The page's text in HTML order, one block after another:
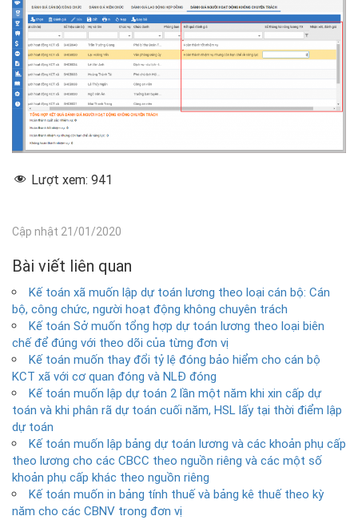
Lượt xem: 941
Cập nhật 21/01/2020
Bài viết liên quan
Kế toán xã muốn lập dự toán lương theo loại cán bộ: Cán
bộ, công chức, người hoạt động không chuyên trách
Kế toán Sở muốn tổng hợp dự toán lương theo loại biên
chế để đúng với theo dõi của từng đơn vị
Kế toán muốn thay đổi tỷ lệ đóng bảo hiểm cho cán bộ
KCT xã với cơ quan đóng và NLĐ đóng
Kế toán muốn lập dự toán 2 lần một năm khi xin cấp dự
toán và khi phân rã dự toán cuối năm, HSL lấy tại thời điểm lập
dự toán
Kế toán muốn lập bảng dự toán lương và các khoản phụ cấp
theo lương cho các CBCC theo nguồn riêng và các một số
khoản phụ cấp khác theo nguồn riêng
Kế toán muốn in bảng tính thuế và bảng kê thuế theo kỳ
năm cho các CBNV trong đơn vị